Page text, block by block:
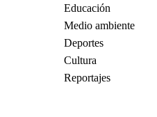
Educación
Medio ambiente
Deportes
Cultura
Reportajes